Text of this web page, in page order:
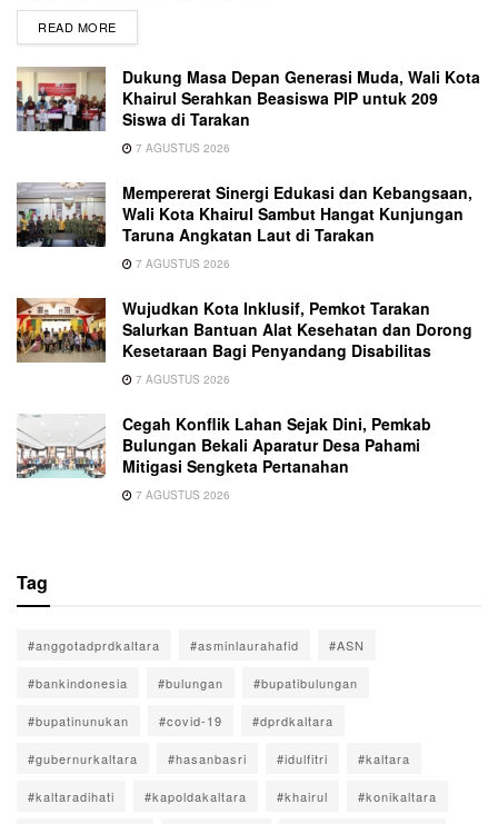
READ MORE
Dukung Masa Depan Generasi Muda, Wali Kota
Khairul Serahkan Beasiswa PIP untuk 209
Siswa di Tarakan
7 AGUSTUS 2026
Mempererat Sinergi Edukasi dan Kebangsaan,
Wali Kota Khairul Sambut Hangat Kunjungan
Taruna Angkatan Laut di Tarakan
7 AGUSTUS 2026
Wujudkan Kota Inklusif, Pemkot Tarakan
Salurkan Bantuan Alat Kesehatan dan Dorong
Kesetaraan Bagi Penyandang Disabilitas
7 AGUSTUS 2026
Cegah Konflik Lahan Sejak Dini, Pemkab
Bulungan Bekali Aparatur Desa Pahami
Mitigasi Sengketa Pertanahan
7 AGUSTUS 2026
Tag
#anggotadprdkaltara #asminlaurahafid #ASN
#bankindonesia #bulungan #bupatibulungan
#bupatinunukan #covid-19 #dprdkaltara
#gubernurkaltara #hasanbasri #idulfitri #kaltara
#kaltaradihati #kapoldakaltara #khairul #konikaltara